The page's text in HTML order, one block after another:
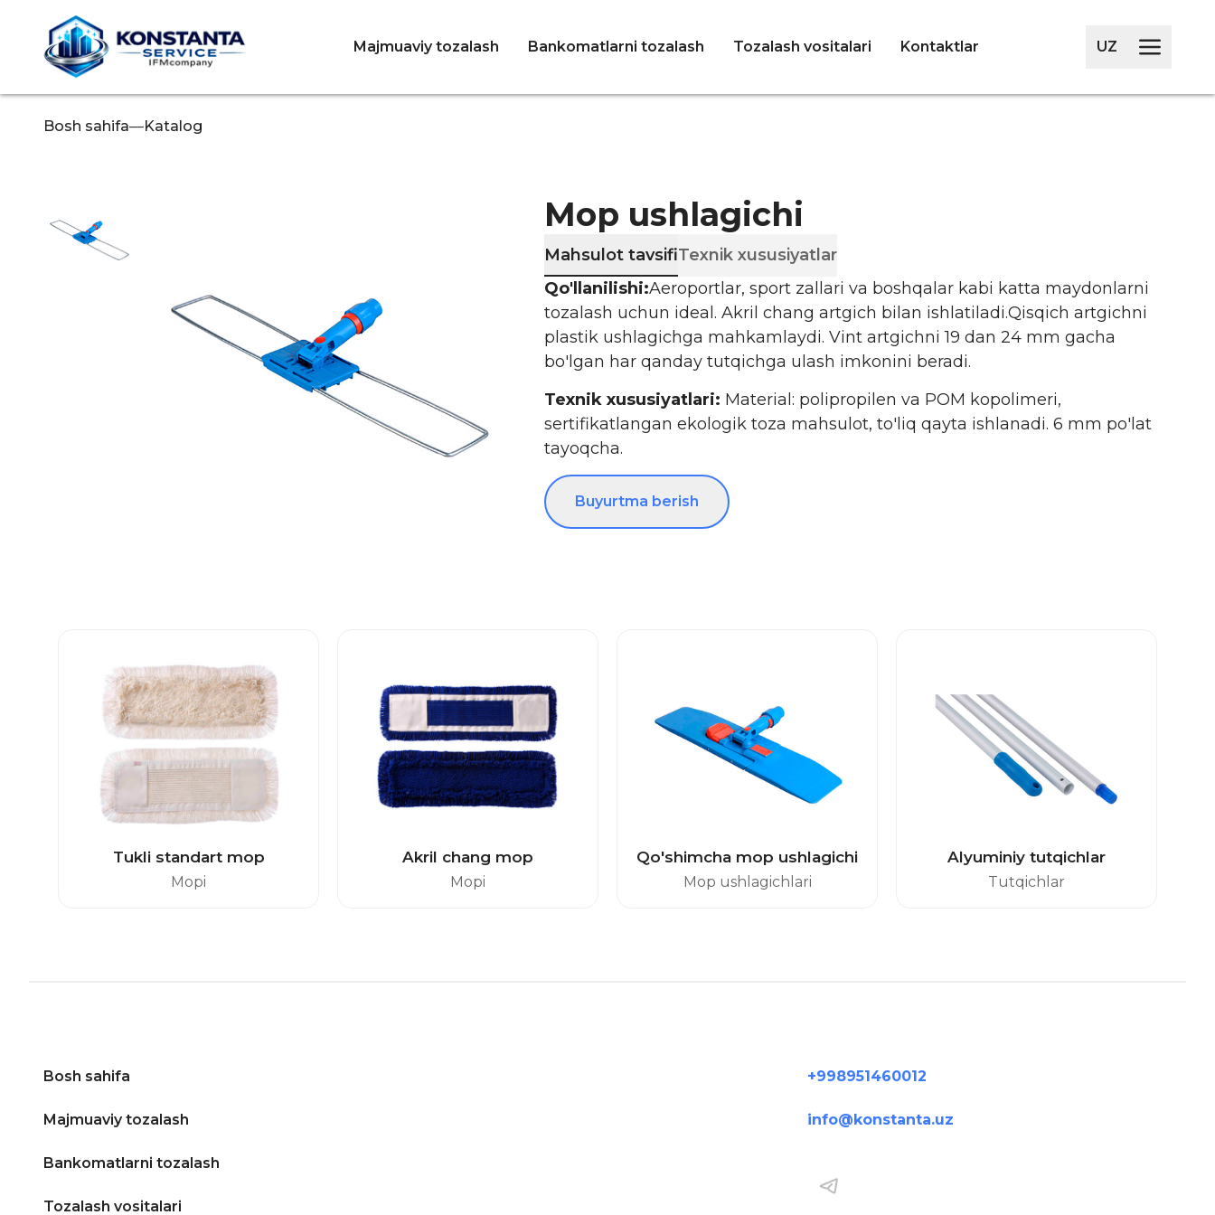
Majmuaviy tozalash Bankomatlarni tozalash Tozalash vositalari Kontaktlar UZ
Bosh sahifa—Katalog
Mop ushlagichi
Mahsulot tavsifiTexnik xususiyatlar
Qo'llanilishi:Aeroportlar, sport zallari va boshqalar kabi katta maydonlarni
tozalash uchun ideal. Akril chang artgich bilan ishlatiladi.Qisqich artgichni
plastik ushlagichga mahkamlaydi. Vint artgichni 19 dan 24 mm gacha
bo'lgan har qanday tutqichga ulash imkonini beradi.
Texnik xususiyatlari: Material: polipropilen va POM kopolimeri,
sertifikatlangan ekologik toza mahsulot, to'liq qayta ishlanadi. 6 mm po'lat
tayoqcha.
Buyurtma berish
Tukli standart mop
Mopi
Akril chang mop
Mopi
Qo'shimcha mop ushlagichi
Mop ushlagichlari
Alyuminiy tutqichlar
Tutqichlar
Bosh sahifa
Majmuaviy tozalash
Bankomatlarni tozalash
Tozalash vositalari
+998951460012
info@konstanta.uz